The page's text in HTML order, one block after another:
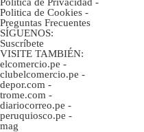
Politica de Cookies -
Preguntas Frecuentes
SÍGUENOS:
Suscríbete
VISITE TAMBIÉN:
elcomercio.pe -
clubelcomercio.pe -
depor.com -
trome.com -
diariocorreo.pe -
peruquiosco.pe -
mag